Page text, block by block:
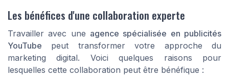
Les bénéfices d'une collaboration experte
Travailler avec une agence spécialisée en publicités
YouTube peut transformer votre approche du
marketing digital. Voici quelques raisons pour
lesquelles cette collaboration peut être bénéfique :